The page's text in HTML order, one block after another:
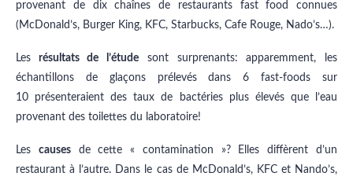
provenant de dix chaînes de restaurants fast food connues
(McDonald’s, Burger King, KFC, Starbucks, Cafe Rouge, Nado’s…).
Les résultats de l’étude sont surprenants: apparemment, les
échantillons de glaçons prélevés dans 6 fast-foods sur
10 présenteraient des taux de bactéries plus élevés que l’eau
provenant des toilettes du laboratoire!
Les causesde cette « contamination »? Elles diffèrent d’un
restaurant à l’autre. Dans le cas de McDonald’s, KFC et Nando’s,